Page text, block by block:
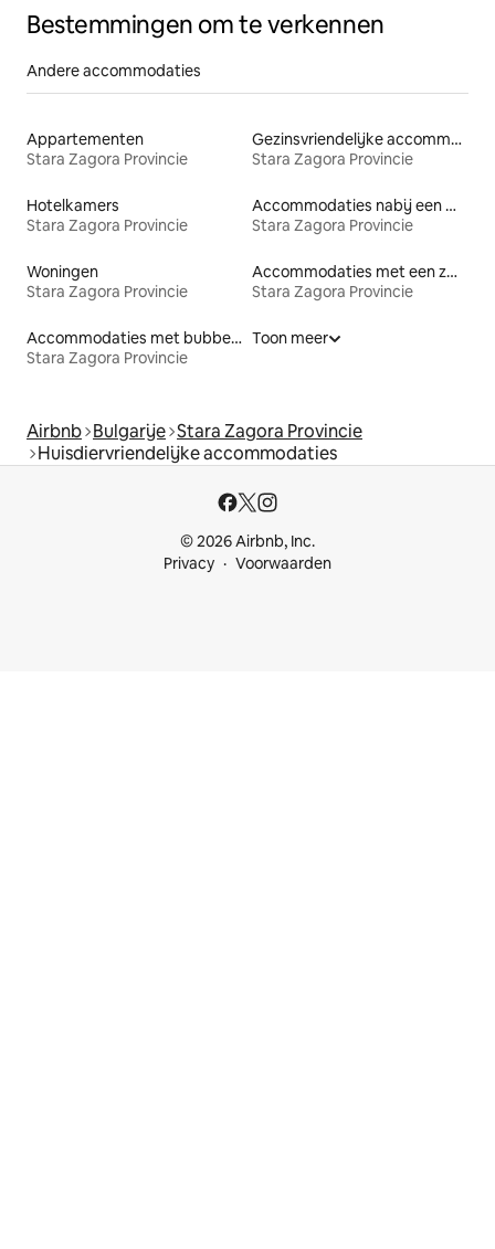
Bestemmingen om te verkennen
Andere accommodaties
Appartementen
Stara Zagora Provincie
Gezinsvriendelijke accommodaties
Stara Zagora Provincie
Hotelkamers
Stara Zagora Provincie
Accommodaties nabij een meer
Stara Zagora Provincie
Woningen
Stara Zagora Provincie
Accommodaties met een zwembad
Stara Zagora Provincie
Accommodaties met bubbelbad
Stara Zagora Provincie
Toon meer
Airbnb Bulgarije Stara Zagora Provincie
Huisdiervriendelijke accommodaties
© 2026 Airbnb, Inc.
Privacy
Voorwaarden